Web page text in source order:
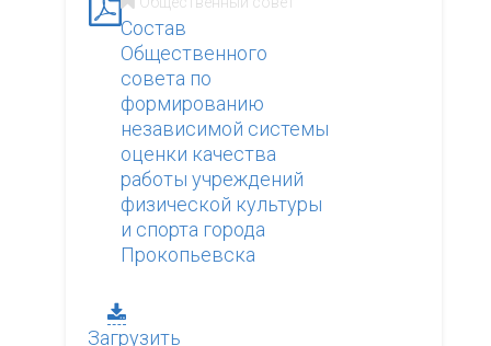
Состав
Общественного
совета по
формированию
независимой системы
оценки качества
работы учреждений
физической культуры
и спорта города
Прокопьевска
Загрузить